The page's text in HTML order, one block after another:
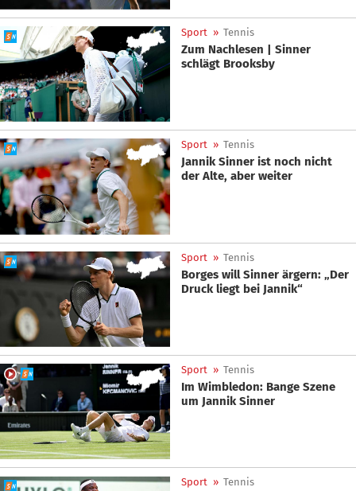
Sport » Tennis
Zum Nachlesen | Sinner
schlägt Brooksby
Sport » Tennis
Jannik Sinner ist noch nicht
der Alte, aber weiter
Sport » Tennis
Borges will Sinner ärgern: „Der
Druck liegt bei Jannik“
Sport » Tennis
Im Wimbledon: Bange Szene
um Jannik Sinner
Sport » Tennis